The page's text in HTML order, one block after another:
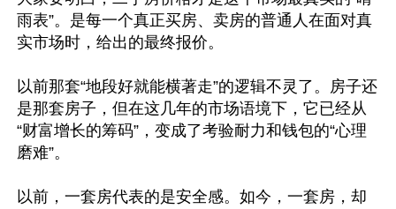
雨表”。是每一个真正买房、卖房的普通人在面对真
实市场时，给出的最终报价。
以前那套“地段好就能横著走”的逻辑不灵了。房子还
是那套房子，但在这几年的市场语境下，它已经从
“财富增长的筹码”，变成了考验耐力和钱包的“心理
磨难”。
以前，一套房代表的是安全感。如今，一套房，却